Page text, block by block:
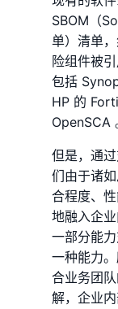
SBOM（
单）清单
险组件被
包括
HP 的
OpenSCA
但是，通
们由于诸
合程度、
地融入企
一部分能
一种能力
合业务团
解，企业